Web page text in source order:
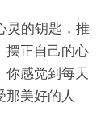
灵的钥匙，推
摆正自己的心
感觉到每天
那美好的人